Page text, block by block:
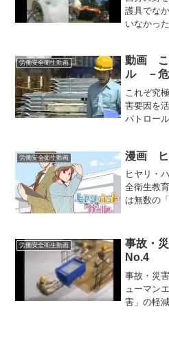
護具でな
いなかっ
ごひもを
全帯墜落
労働安全衛生動画
動画 こ
ル －危
これぞ究
害要因を
パトロー
イラスト
ントを示
労働安全衛生動画 漫画 ヒ
ヒヤリ
全衛生教
は無数の
がヒヤリ
材として
労働安全衛生動画
事故・
No.4
事故・災
ューマン
害」の軽